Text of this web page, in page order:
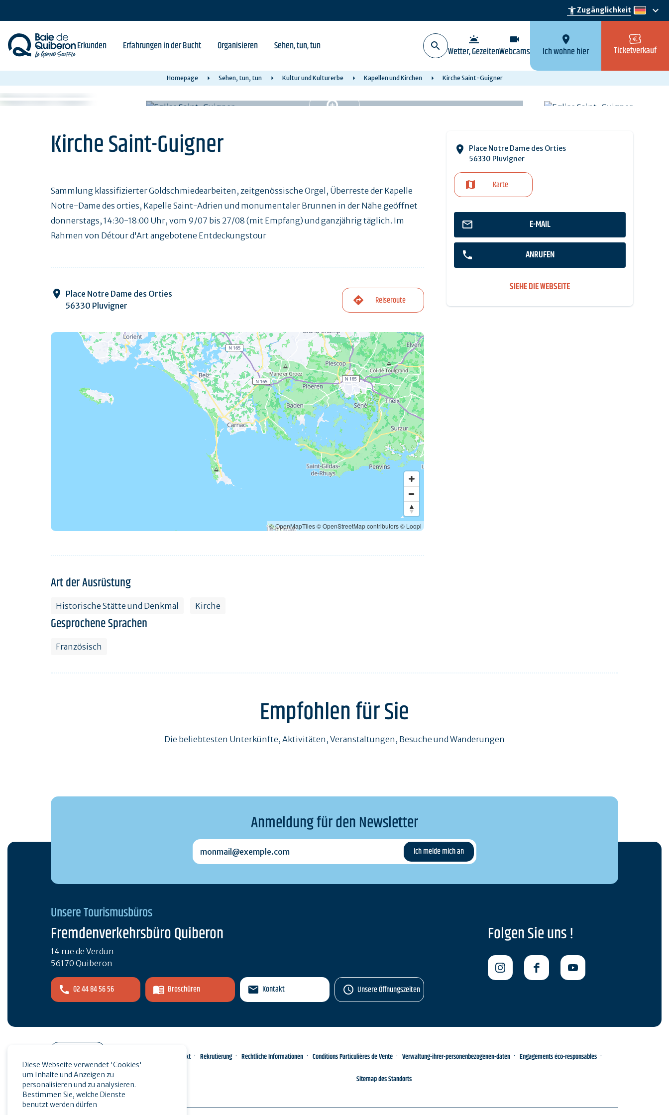
content
accessibility_newZugänglichkeit de
keyboard_arrow_down
Erkunden Erfahrungen in der Bucht Organisieren Sehen, tun, tun wb_twilight
Wetter, Gezeiten
videocam
Webcams
location_on
Ich wohne hier Ticketverkauf
Homepage Sehen, tun, tun Kultur und Kulturerbe Kapellen und Kirchen Kirche Saint-Guigner
Kirche Saint-Guigner
Place Notre Dame des Orties
56330 Pluvigner
Karte
E-MAIL
ANRUFEN
SIEHE DIE WEBSEITE
Sammlung klassifizierter Goldschmiedearbeiten, zeitgenössische Orgel, Überreste der Kapelle
Notre-Dame des orties, Kapelle Saint-Adrien und monumentaler Brunnen in der Nähe.geöffnet
donnerstags, 14:30-18:00 Uhr, vom 9/07 bis 27/08 (mit Empfang) und ganzjährig täglich. Im
Rahmen von Détour d'Art angebotene Entdeckungstour
Place Notre Dame des Orties
56330 Pluvigner
Reiseroute
© OpenMapTiles© OpenStreetMap contributors© Loopi
Art der Ausrüstung
Historische Stätte und Denkmal Kirche
Gesprochene Sprachen
Französisch
Empfohlen für Sie
Die beliebtesten Unterkünfte, Aktivitäten, Veranstaltungen, Besuche und Wanderungen
Anmeldung für den Newsletter
monmail@exemple.com
Unsere Tourismusbüros
Fremdenverkehrsbüro Quiberon
14 rue de Verdun
56170 Quiberon
02 44 84 56 56 Broschüren Kontakt Unsere Öffnungszeiten
Folgen Sie uns !
Presse
Kontakt Rekrutierung Rechtliche Informationen Conditions Particulières de Vente Verwaltung-ihrer-personenbezogenen-daten Engagements éco-responsables
Sitemap des Standorts
Diese Webseite verwendet 'Cookies'
um Inhalte und Anzeigen zu
personalisieren und zu analysieren.
Bestimmen Sie, welche Dienste
benutzt werden dürfen